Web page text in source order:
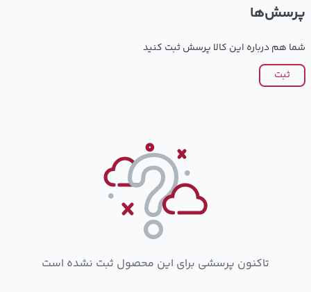
پرسش‌ها
شما هم درباره این کالا پرسش ثبت کنید
ثبت
تاکنون پرسشی برای این محصول ثبت نشده است